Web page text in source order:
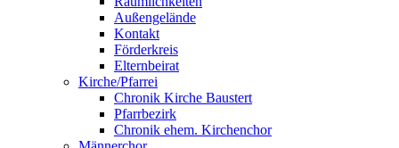
Außengelände
Kontakt
Förderkreis
Elternbeirat
Kirche/Pfarrei
Chronik Kirche Baustert
Pfarrbezirk
Chronik ehem. Kirchenchor